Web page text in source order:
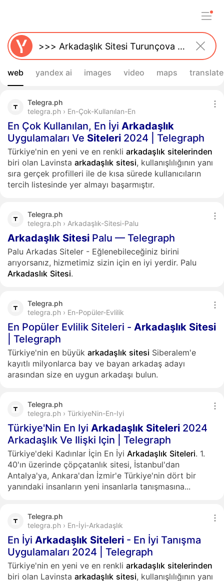
web yandex ai images video maps translate
Telegra.ph
telegra.ph › En-Çok-Kullanılan-En
En Çok Kullanılan, En İyi Arkadaşlık
Uygulamaları Ve Siteleri 2024 | Telegraph
Türkiye'nin en yeni ve en renkli arkadaşlık sitelerinden
biri olan Lavinsta arkadaşlık sitesi, kullanışlılığının yanı
sıra gerçek profilleri ile de kısa sürede kullanıcıların
tercih listesinde yer almayı başarmıştır.
Telegra.ph
telegra.ph › Arkadaşlık-Sitesi-Palu
Arkadaşlık Sitesi Palu — Telegraph
Palu Arkadas Siteler - Eğlenebileceğiniz birini
arıyorsanız, hizmetimiz sizin için en iyi yerdir. Palu
Arkadaslık Sitesi.
Telegra.ph
telegra.ph › En-Popüler-Evlilik
En Popüler Evlilik Siteleri - Arkadaşlık Sitesi
| Telegraph
Türkiye'nin en büyük arkadaşlık sitesi Siberalem'e
kayıtlı milyonlarca bay ve bayan arkadaş adayı
arasından size en uygun arkadaşı bulun.
Telegra.ph
telegra.ph › TürkiyeNin-En-Iyi
Türkiye'Nin En Iyi Arkadaşlık Siteleri 2024
Arkadaşlık Ve Ilişki Için | Telegraph
Türkiye'deki Kadınlar İçin En İyi Arkadaşlık Siteleri. 1.
40'ın üzerinde çöpçatanlık sitesi, İstanbul'dan
Antalya'ya, Ankara'dan İzmir'e Türkiye'nin dört bir
yanındaki insanların yeni insanlarla tanışmasına...
Telegra.ph
telegra.ph › En-İyi-Arkadaşlık
En İyi Arkadaşlık Siteleri - En İyi Tanışma
Uygulamaları 2024 | Telegraph
Türkiye'nin en yeni ve en renkli arkadaşlık sitelerinden
biri olan Lavinsta arkadaşlık sitesi, kullanışlılığının yanı